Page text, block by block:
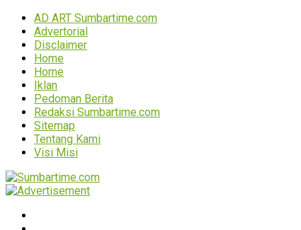
AD ART Sumbartime.com
Advertorial
Disclaimer
Home
Home
Iklan
Pedoman Berita
Redaksi Sumbartime.com
Sitemap
Tentang Kami
Visi Misi